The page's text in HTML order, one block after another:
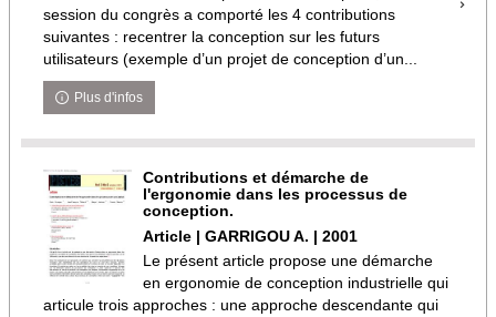
session du congrès a comporté les 4 contributions
suivantes : recentrer la conception sur les futurs
utilisateurs (exemple d’un projet de conception d’un...
Plus d'infos
Contributions et démarche de
l'ergonomie dans les processus de
conception.
Article | GARRIGOU A. | 2001
Le présent article propose une démarche
en ergonomie de conception industrielle qui
articule trois approches : une approche descendante qui